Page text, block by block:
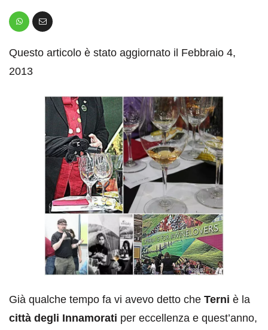
Questo articolo è stato aggiornato il Febbraio 4,
2013
Già qualche tempo fa vi avevo detto che Terni è la
città degli Innamorati per eccellenza e quest’anno,